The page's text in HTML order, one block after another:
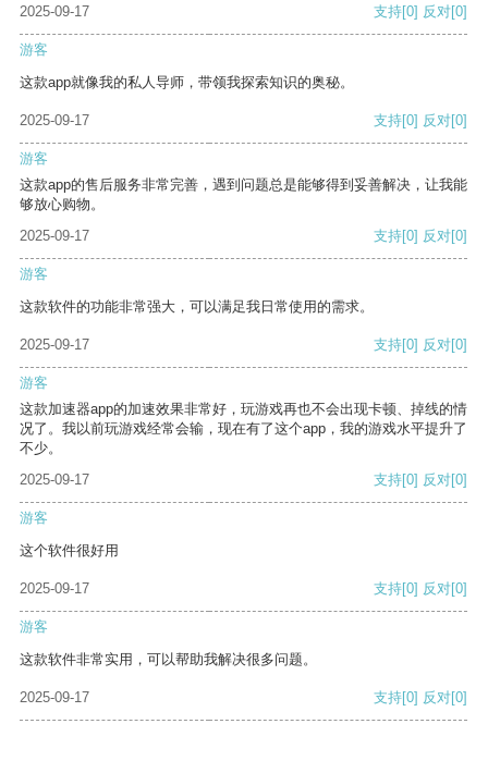
2025-09-17
支持[0] 反对[0]
游客
这款app就像我的私人导师，带领我探索知识的奥秘。
2025-09-17 支持[0] 反对[0]
游客
这款app的售后服务非常完善，遇到问题总是能够得到妥善解决，让我能
够放心购物。
2025-09-17
支持[0] 反对[0]
游客
这款软件的功能非常强大，可以满足我日常使用的需求。
2025-09-17 支持[0] 反对[0]
游客
这款加速器app的加速效果非常好，玩游戏再也不会出现卡顿、掉线的情
况了。我以前玩游戏经常会输，现在有了这个app，我的游戏水平提升了
不少。
2025-09-17
支持[0] 反对[0]
游客
这个软件很好用
2025-09-17 支持[0] 反对[0]
游客
这款软件非常实用，可以帮助我解决很多问题。
2025-09-17 支持[0] 反对[0]